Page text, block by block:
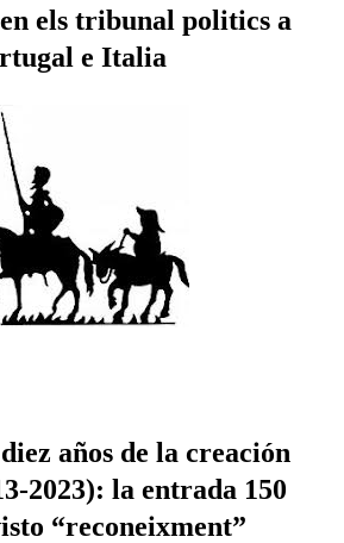
els tribunal politics a
e Italia
años de la creación
2023): la entrada 150
“reconeixment”